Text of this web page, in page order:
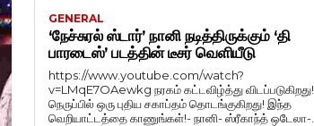
GENERAL
‘நேச்சுரல் ஸ்டார்’ நானி நடித்திருக்கும் ‘தி
பாரடைஸ்’ படத்தின் டீசர் வெளியீடு
https://www.youtube.com/watch?
v=LMqE7OAewkg நரகம் கட்டவிழ்த்து விடப்படுகிறது!
நெருப்பில் ஒரு புதிய சகாப்தம் தொடங்குகிறது! இந்த
வெறியாட்டத்தை காணுங்கள்!- நானி- ஸ்ரீகாந்த் ஒடேலா-...